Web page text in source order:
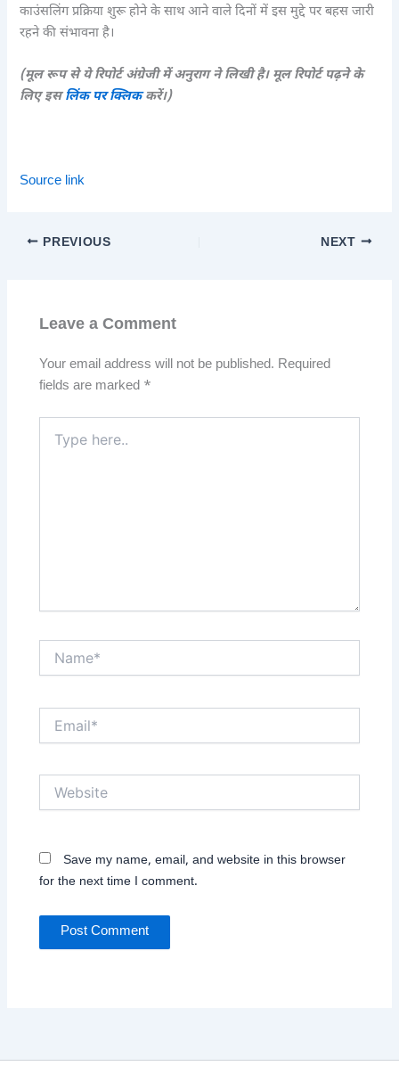
काउंसलिंग प्रक्रिया शुरू होने के साथ आने वाले दिनों में इस मुद्दे पर बहस जारी
रहने की संभावना है।
(मूल रूप से ये रिपोर्ट अंग्रेजी में अनुराग ने लिखी है। मूल रिपोर्ट पढ़ने के
लिए इसलिंक पर क्लिककरें।)
Source link
PREVIOUS NEXT
Leave a Comment
Your email address will not be published. Required
fields are marked *
here..
Save my name, email, and website in this browser
for the next time I comment.